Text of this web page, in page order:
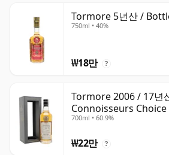
Tormore 5년산 /
750ml • 40%
₩18만 ?
Tormore 2006 / 17년
Connoisseurs Choice
700ml • 60.9%
₩22만 ?